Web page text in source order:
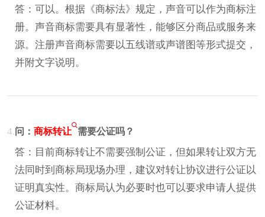
答：可以。根据《商标法》规定，声音可以作为商标注
册。声音商标需要具有显著性，能够区分商品或服务来
源。注册声音商标需要以五线谱或声谱图等形式提交，
并附文字说明。
4.问： 商标转让 需要公证吗？
答：目前商标转让不需要强制公证，但如果转让双方无
法同时到商标局现场办理，建议对转让协议进行公证以
证明真实性。商标局认为必要时也可以要求申请人提供
公证材料。